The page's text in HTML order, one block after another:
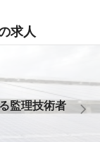
求人
監理技術者